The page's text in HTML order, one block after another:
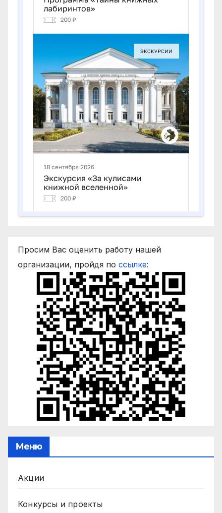
Просим Вас оценить работу нашей
организации, пройдя по ссылке:
Меню
Акции
Конкурсы и проекты